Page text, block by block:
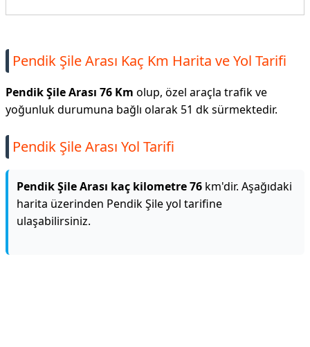
Pendik Şile Arası Kaç Km Harita ve Yol Tarifi
Pendik Şile Arası 76 Km olup, özel araçla trafik ve
yoğunluk durumuna bağlı olarak 51 dk sürmektedir.
Pendik Şile Arası Yol Tarifi
Pendik Şile Arası kaç kilometre 76 km'dir. Aşağıdaki
harita üzerinden Pendik Şile yol tarifine
ulaşabilirsiniz.